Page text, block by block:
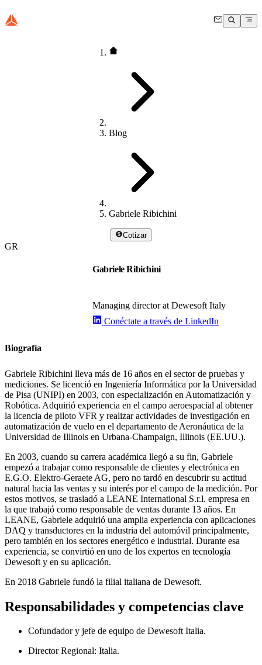
Blog
Gabriele Ribichini
Cotizar
GR
Gabriele Ribichini
Managing director at Dewesoft Italy
Conéctate a través de LinkedIn
Biografía
Gabriele Ribichini lleva más de 16 años en el sector de pruebas y
mediciones. Se licenció en Ingeniería Informática por la Universidad
de Pisa (UNIPI) en 2003, con especialización en Automatización y
Robótica. Adquirió experiencia en el campo aeroespacial al obtener
la licencia de piloto VFR y realizar actividades de investigación en
automatización de vuelo en el departamento de Aeronáutica de la
Universidad de Illinois en Urbana-Champaign, Illinois (EE.UU.).
En 2003, cuando su carrera académica llegó a su fin, Gabriele
empezó a trabajar como responsable de clientes y electrónica en
E.G.O. Elektro-Geraete AG, pero no tardó en descubrir su actitud
natural hacia las ventas y su interés por el campo de la medición. Por
estos motivos, se trasladó a LEANE International S.r.l. empresa en
la que trabajó como responsable de ventas durante 13 años. En
LEANE, Gabriele adquirió una amplia experiencia con aplicaciones
DAQ y transductores en la industria del automóvil principalmente,
pero también en los sectores energético e industrial. Durante esa
experiencia, se convirtió en uno de los expertos en tecnología
Dewesoft y en su aplicación.
En 2018 Gabriele fundó la filial italiana de Dewesoft.
Responsabilidades y competencias clave
Cofundador y jefe de equipo de Dewesoft Italia.
Director Regional: Italia.